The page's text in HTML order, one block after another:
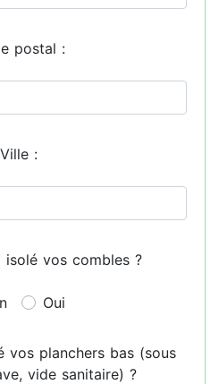
postal :
Ville :
isolé vos combles ?
Oui
vos planchers bas (sous
vide sanitaire) ?